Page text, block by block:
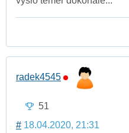
radek4545
51
# 18.04.2020, 21:31